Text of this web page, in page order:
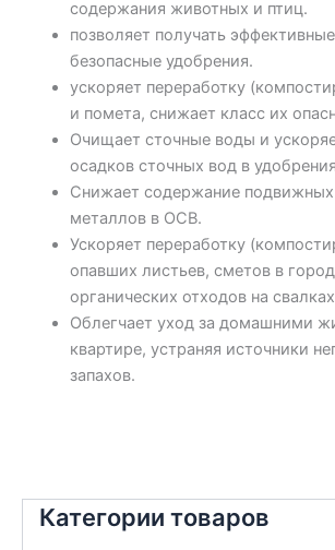
Категории товаров
содержания животных и птиц.
позволяет получать
безопасные удобрения.
ускоряет переработку
и помета, снижает класс их
Очищает сточные воды и
осадков сточных вод в
Снижает содержание
металлов в ОСВ.
Ускоряет переработку
опавших листьев, сметов в
органических отходов на
Облегчает уход за домашними
квартире, устраняя источники
запахов.